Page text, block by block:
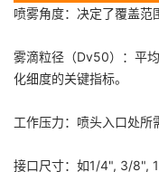
喷雾角度：决定了覆盖范
雾滴粒径（Dv50）：平
化细度的关键指标。
工作压力：喷头入口处所
接口尺寸：如1/4", 3/8",